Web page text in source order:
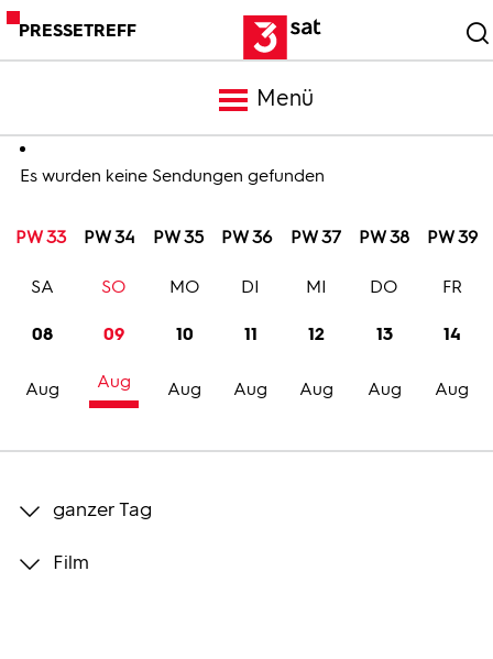
PRESSETREFF
Menü
Meldungen
Programm
Trailer
Bilder
Es wurden keine Sendungen gefunden
PW 33 PW 34 PW 35 PW 36 PW 37 PW 38 PW 39
08
Aug
SA
09
Aug
SO
10
Aug
MO
11
Aug
DI
12
Aug
MI
13
Aug
DO
14
Aug
FR
ganzer Tag
Film